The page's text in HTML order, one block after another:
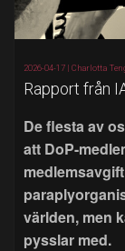
2026-04-17 | Charlotta
Rapport från
De flesta av
att DoP-
världen, men
pysslar med.